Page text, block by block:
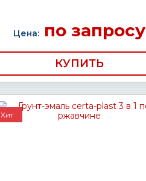
Цена:по запросу
КУПИТЬ
Хит